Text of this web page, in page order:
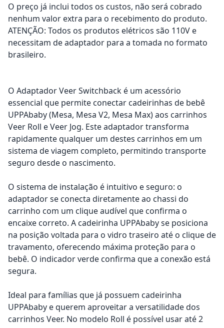
O preço já inclui todos os custos, não será cobrado
nenhum valor extra para o recebimento do produto.
ATENÇÃO: Todos os produtos elétricos são 110V e
necessitam de adaptador para a tomada no formato
brasileiro.
O Adaptador Veer Switchback é um acessório
essencial que permite conectar cadeirinhas de bebê
UPPAbaby (Mesa, Mesa V2, Mesa Max) aos carrinhos
Veer Roll e Veer Jog. Este adaptador transforma
rapidamente qualquer um destes carrinhos em um
sistema de viagem completo, permitindo transporte
seguro desde o nascimento.
O sistema de instalação é intuitivo e seguro: o
adaptador se conecta diretamente ao chassi do
carrinho com um clique audível que confirma o
encaixe correto. A cadeirinha UPPAbaby se posiciona
na posição voltada para o vidro traseiro até o clique de
travamento, oferecendo máxima proteção para o
bebê. O indicador verde confirma que a conexão está
segura.
Ideal para famílias que já possuem cadeirinha
UPPAbaby e querem aproveitar a versatilidade dos
carrinhos Veer. No modelo Roll é possível usar até 2